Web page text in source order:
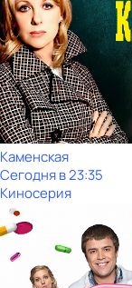
Каменская
Сегодня в 23:35
Киносерия